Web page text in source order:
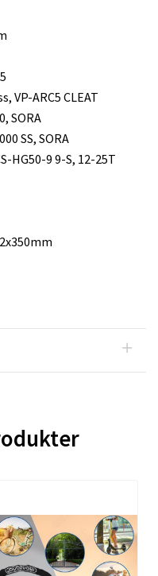
VP-ARC5 CLEAT
SORA
SS, SORA
HG50-9 9-S, 12-25T